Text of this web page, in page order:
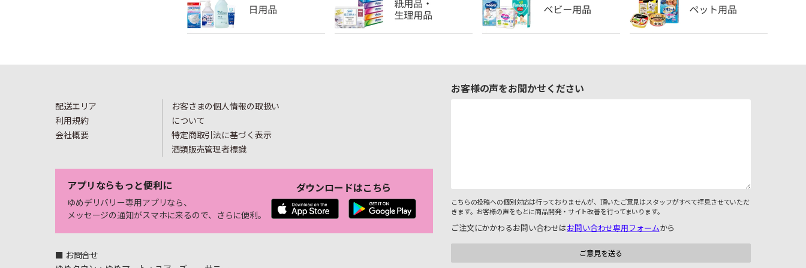
配送エリア
利用規約
会社概要
お客さまの個人情報の取扱い
について
特定商取引法に基づく表示
酒類販売管理者標識
アプリならもっと便利に
ゆめデリバリー専用アプリなら、
メッセージの通知がスマホに来るので、さらに便利。
ダウンロードはこちら
■ お問合せ
お客様の声をお聞かせください
こちらの投稿への個別対応は行っておりませんが、頂いたご意見はスタッフがすべて拝見させていただ
きます。お客様の声をもとに商品開発・サイト改善を行ってまいります。
ご注文にかかわるお問い合わせはお問い合わせ専用フォームから